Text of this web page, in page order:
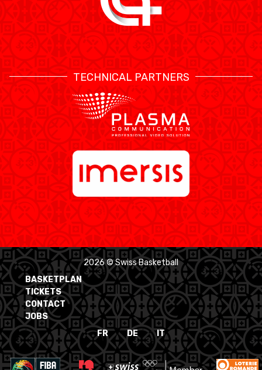
TECHNICAL PARTNERS
2026 © Swiss Basketball
BASKETPLAN
TICKETS
CONTACT
JOBS
FR
DE IT